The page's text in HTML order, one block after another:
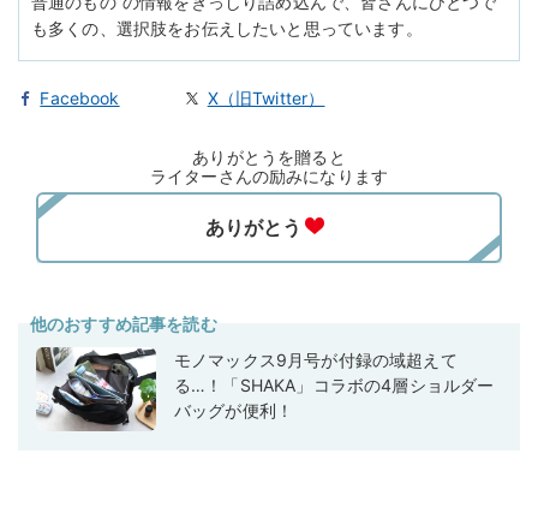
も多くの、選択肢をお伝えしたいと思っています。
Facebook X（旧Twitter）
ありがとうを贈ると
ライターさんの励みになります
他のおすすめ記事を読む
モノマックス9月号が付録の域超えて
る…！「SHAKA」コラボの4層ショルダー
バッグが便利！